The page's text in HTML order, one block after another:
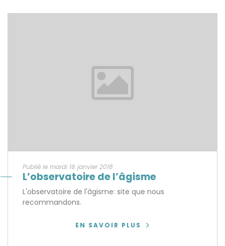
Publié le mardi 16 janvier 2018
L’observatoire de l’âgisme
L'observatoire de l'âgisme: site que nous
recommandons.
EN SAVOIR PLUS